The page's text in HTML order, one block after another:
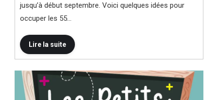
jusqu’à début septembre. Voici quelques idées pour
occuper les 55…